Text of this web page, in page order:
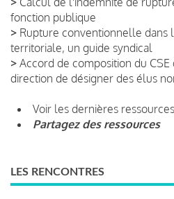
fonction publique
> Rupture conventionnelle dans
territoriale, un guide syndical
> Accord de composition du
direction de désigner des élus
Voir les dernières ressources
Partagez des ressources
LES RENCONTRES